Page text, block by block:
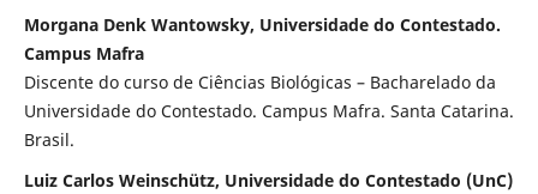
Morgana Denk Wantowsky, Universidade do Contestado.
Campus Mafra
Discente do curso de Ciências Biológicas – Bacharelado da
Universidade do Contestado. Campus Mafra. Santa Catarina.
Brasil.
Luiz Carlos Weinschütz, Universidade do Contestado (UnC)